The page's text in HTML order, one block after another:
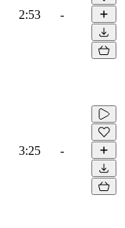
2:53 -
3:25 -